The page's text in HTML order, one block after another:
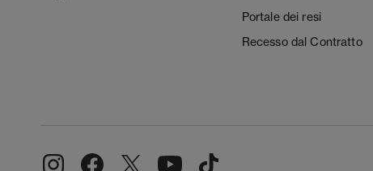
Portale dei resi
Recesso dal Contratto